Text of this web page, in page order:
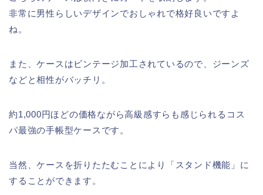
非常に男性らしいデザインでおしゃれで格好良いですよ
ね。
また、ケースはビンテージ加工されているので、ジーンズ
などと相性がバッチリ。
約1,000円ほどの価格ながら高級感すらも感じられるコス
パ最強の手帳型ケースです。
当然、ケースを折りたたむことにより「スタンド機能」に
することができます。